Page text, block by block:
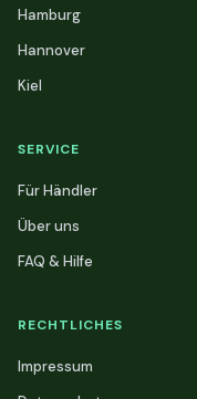
Hamburg
Hannover
Kiel
SERVICE
Für Händler
Über uns
FAQ & Hilfe
RECHTLICHES
Impressum